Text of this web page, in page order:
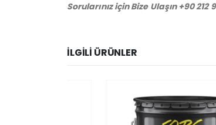
Sorularınız için Bize Ulaşın +90 212
İLGILI ÜRÜNLER